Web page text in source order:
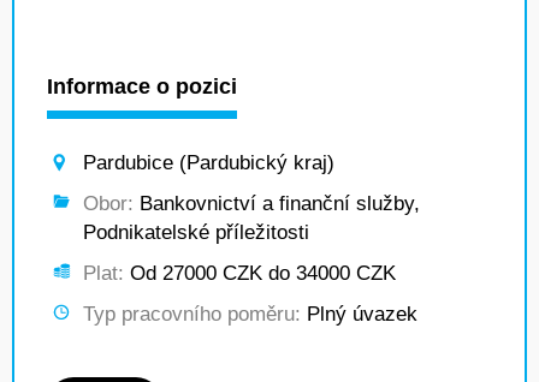
Informace o pozici
Pardubice (Pardubický kraj)
Obor: Bankovnictví a finanční služby,
Podnikatelské příležitosti
Plat: Od 27000 CZK do 34000 CZK
Typ pracovního poměru: Plný úvazek